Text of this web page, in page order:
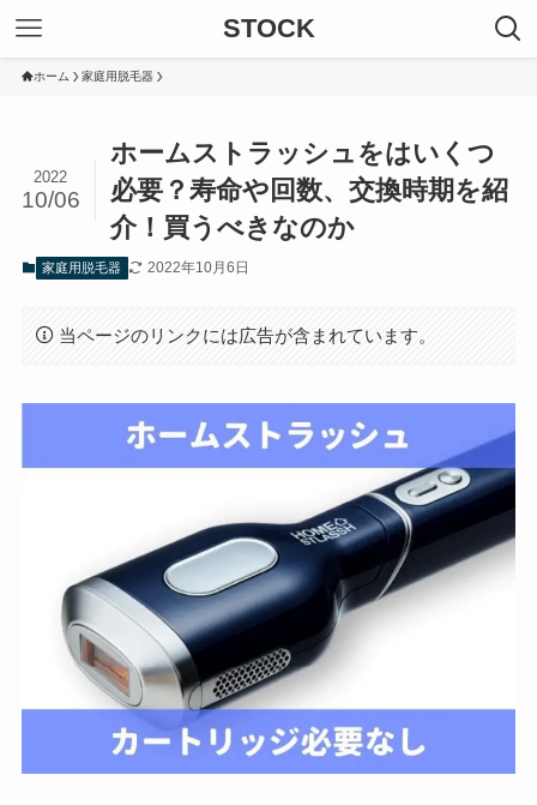
STOCK
ホーム 家庭用脱毛器
ホームストラッシュをはいくつ
必要？寿命や回数、交換時期を紹
介！買うべきなのか
2022
10/06
家庭用脱毛器 2022年10月6日
当ページのリンクには広告が含まれています。